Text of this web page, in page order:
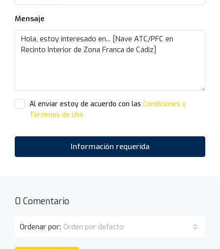
Mensaje
Al enviar estoy de acuerdo con las Condiciones y
Térnimos de Uso
Información requerida
0 Comentario
Ordenar por: Orden por defecto